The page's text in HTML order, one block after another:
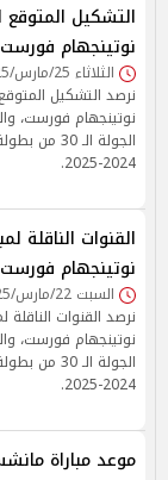
التشكيل المتوقع
نوتينجهام
الثلاثاء 25/مارس/2025 - 04:50 م
نرصد التشكيل
نوتينجهام فورست،
الجولة
2024-2025.
القنوات الناقلة
نوتينجهام
السبت 22/مارس/2025 - 07:12 م
نرصد القنوات
نوتينجهام فورست،
الجولة
2024-2025.
موعد مباراة